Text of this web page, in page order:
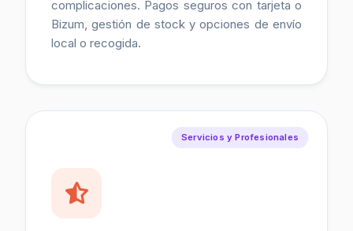
complicaciones. Pagos seguros con tarjeta o
Bizum, gestión de stock y opciones de envío
local o recogida.
Servicios y Profesionales